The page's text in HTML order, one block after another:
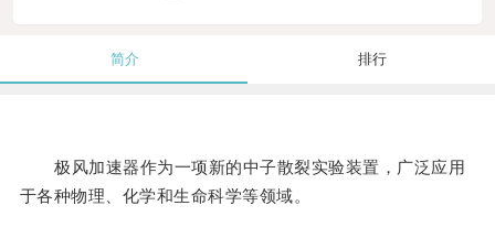
简介 排行
极风加速器作为一项新的中子散裂实验装置，广泛应用
于各种物理、化学和生命科学等领域。